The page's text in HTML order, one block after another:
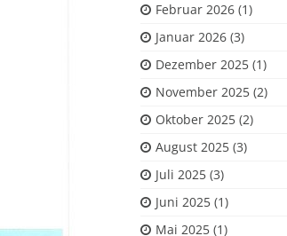
Februar 2026 (1)
Januar 2026 (3)
Dezember 2025 (1)
November 2025 (2)
Oktober 2025 (2)
August 2025 (3)
Juli 2025 (3)
Juni 2025 (1)
Mai 2025 (1)